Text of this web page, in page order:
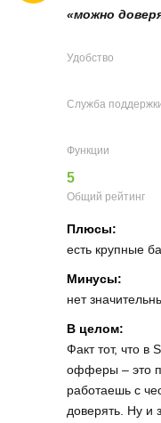
«можно
Удобство
Служба
Функции
5
Общий рейтинг
Плюсы:
есть крупные
Минусы:
нет
В целом:
Факт тот, что в
офферы – это
работаешь с
доверять. Ну и